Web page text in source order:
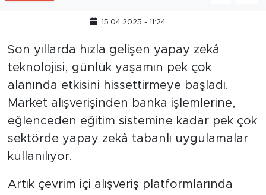
15.04.2025 - 11:24
Son yıllarda hızla gelişen yapay zekâ
teknolojisi, günlük yaşamın pek çok
alanında etkisini hissettirmeye başladı.
Market alışverişinden banka işlemlerine,
eğlenceden eğitim sistemine kadar pek çok
sektörde yapay zekâ tabanlı uygulamalar
kullanılıyor.
Artık çevrim içi alışveriş platformlarında